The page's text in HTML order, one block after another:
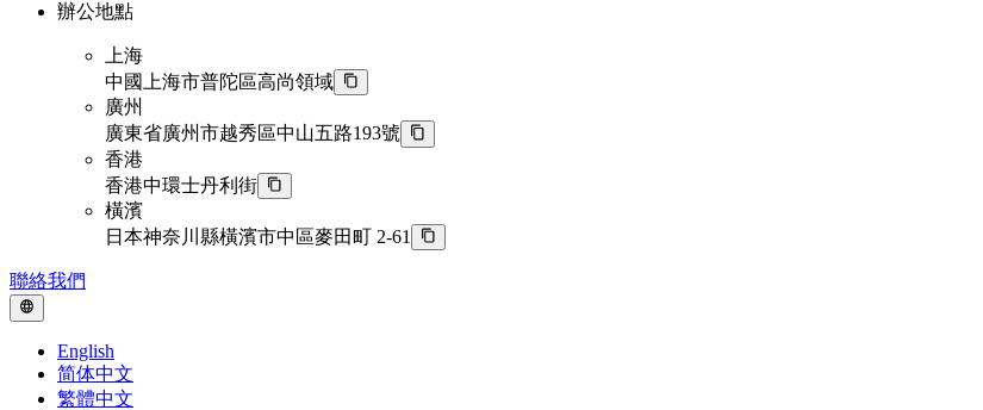
辦公地點
上海
中國上海市普陀區高尚領域
廣州
廣東省廣州市越秀區中山五路193號
香港
香港中環士丹利街
橫濱
日本神奈川縣橫濱市中區麥田町 2-61
聯絡我們
English
简体中文
繁體中文